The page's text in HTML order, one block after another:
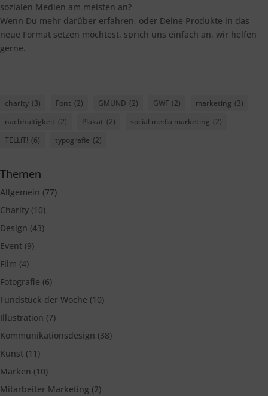
sozialen Medien am meisten an?
Wenn Du mehr darüber erfahren, oder Deine Produkte in das
neue Format setzen möchtest, sprich uns einfach an, wir helfen
gerne.
charity (3) Font (2) GMUND (2) GWF (2) marketing (3)
nachhaltigkeit (2) Plakat (2) social media marketing (2)
TELLiT! (6) typografie (2)
Themen
Allgemein (77)
Charity (10)
Design (43)
Event (9)
Film (4)
Fotografie (6)
Fundstück der Woche (10)
Illustration (7)
Kommunikationsdesign (38)
Kunst (11)
Marken (10)
Mitarbeiter Marketing (2)